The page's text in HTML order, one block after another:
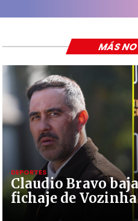
Claudio Bravo
fichaje de Vozinha
DEPORTES
MÁS